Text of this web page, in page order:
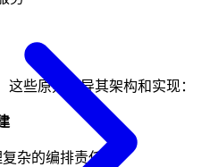
些原则指导其架构和实现：
杂的编排责任